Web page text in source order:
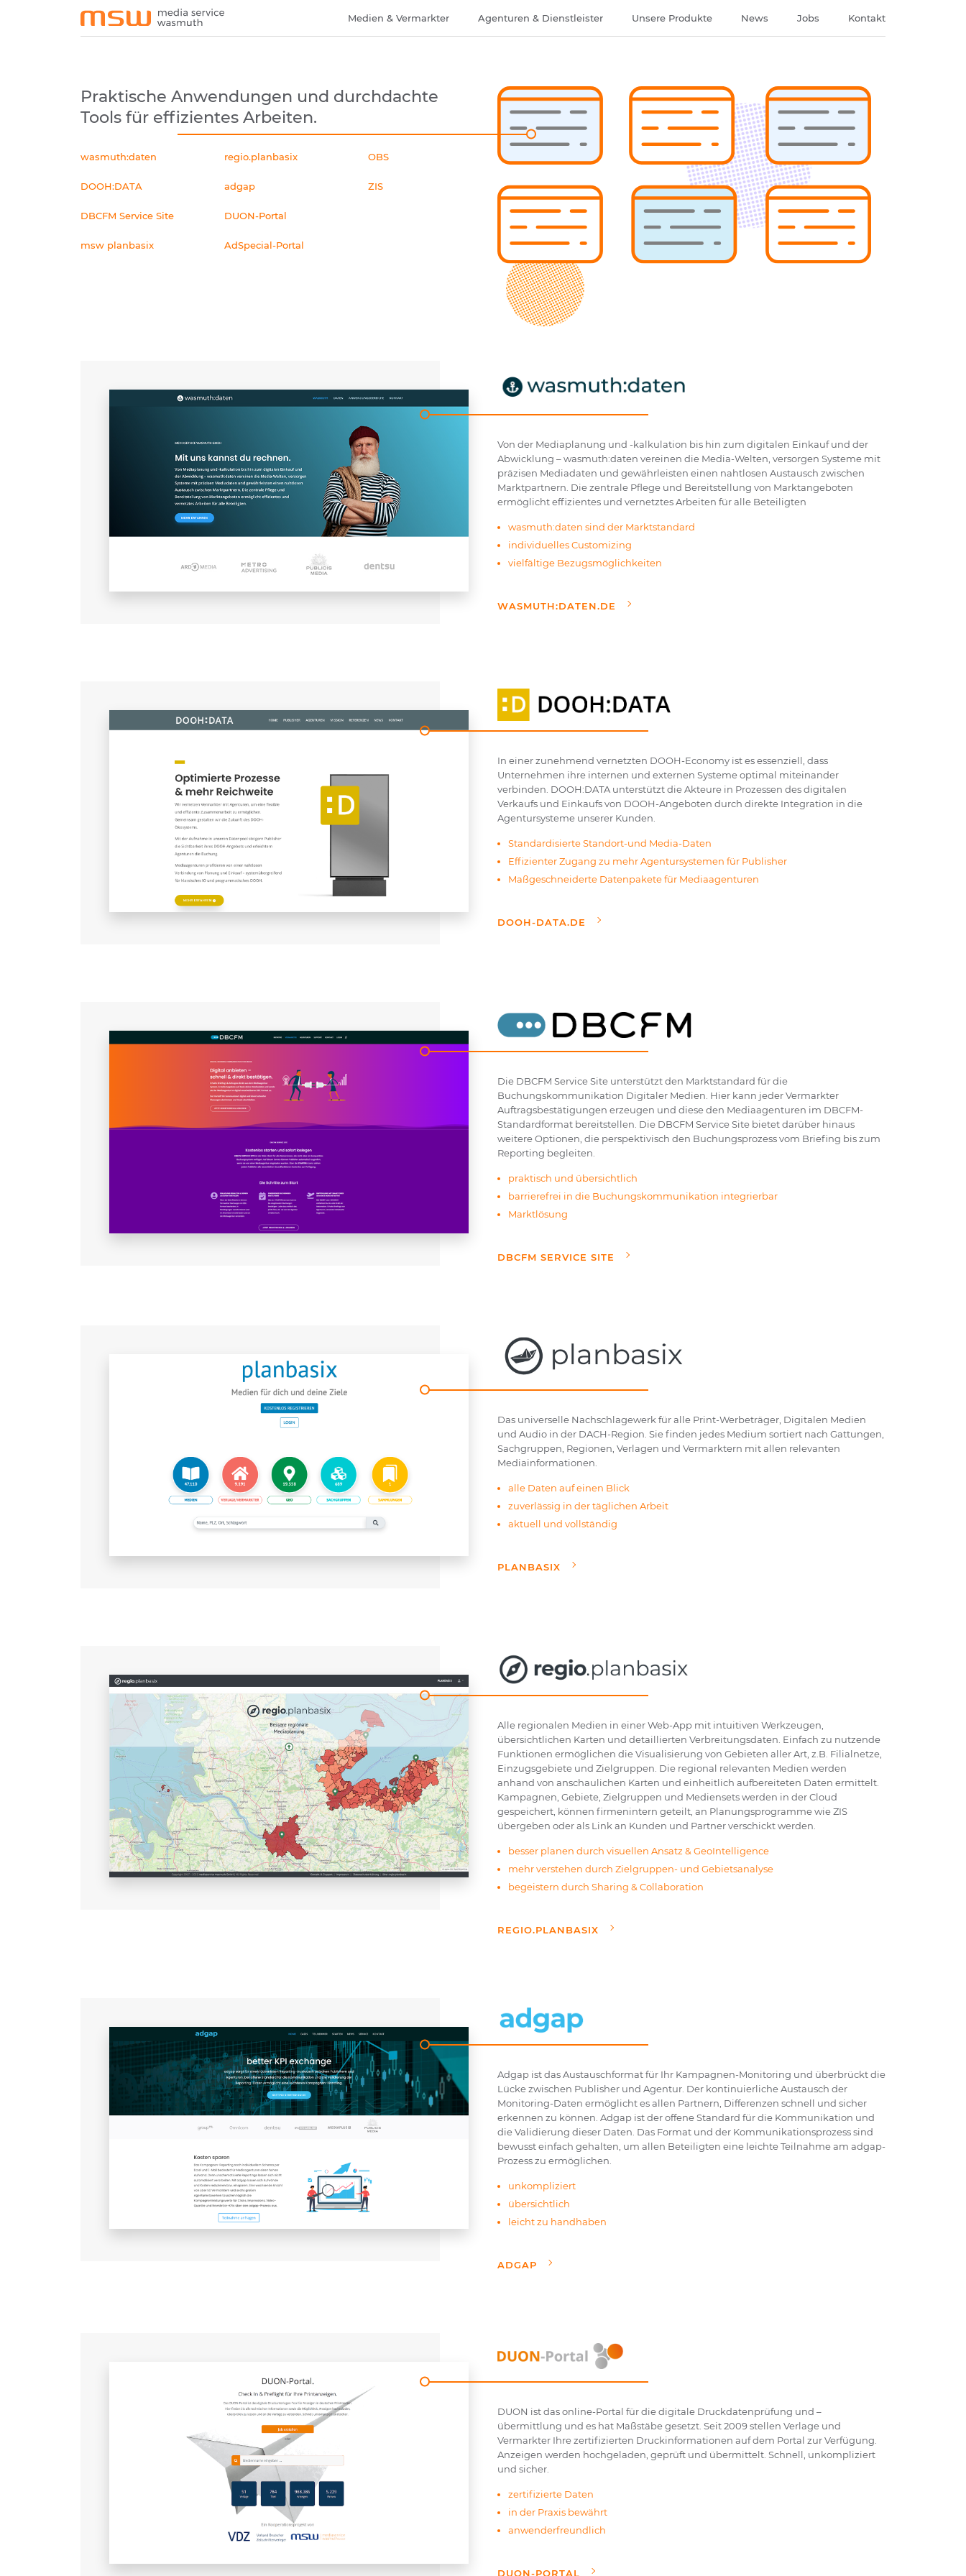
Medien & Vermarkter Agenturen & Dienstleister Unsere Produkte News Jobs Kontakt
Praktische Anwendungen und durchdachte
Tools für effizientes Arbeiten.
wasmuth:daten
DOOH:DATA
DBCFM Service Site
msw planbasix
regio.planbasix
adgap
DUON-Portal
AdSpecial-Portal
OBS
ZIS
Von der Mediaplanung und -kalkulation bis hin zum digitalen Einkauf und der
Abwicklung – wasmuth:daten vereinen die Media-Welten, versorgen Systeme mit
präzisen Mediadaten und gewährleisten einen nahtlosen Austausch zwischen
Marktpartnern. Die zentrale Pflege und Bereitstellung von Marktangeboten
ermöglicht effizientes und vernetztes Arbeiten für alle Beteiligten
wasmuth:daten sind der Marktstandard
individuelles Customizing
vielfältige Bezugsmöglichkeiten
WASMUTH:DATEN.DE
In einer zunehmend vernetzten DOOH-Economy ist es essenziell, dass
Unternehmen ihre internen und externen Systeme optimal miteinander
verbinden. DOOH:DATA unterstützt die Akteure in Prozessen des digitalen
Verkaufs und Einkaufs von DOOH-Angeboten durch direkte Integration in die
Agentursysteme unserer Kunden.
Standardisierte Standort-und Media-Daten
Effizienter Zugang zu mehr Agentursystemen für Publisher
Maßgeschneiderte Datenpakete für Mediaagenturen
DOOH-DATA.DE
Die DBCFM Service Site unterstützt den Marktstandard für die
Buchungskommunikation Digitaler Medien. Hier kann jeder Vermarkter
Auftragsbestätigungen erzeugen und diese den Mediaagenturen im DBCFM-
Standardformat bereitstellen. Die DBCFM Service Site bietet darüber hinaus
weitere Optionen, die perspektivisch den Buchungsprozess vom Briefing bis zum
Reporting begleiten.
praktisch und übersichtlich
barrierefrei in die Buchungskommunikation integrierbar
Marktlösung
DBCFM SERVICE SITE
Das universelle Nachschlagewerk für alle Print-Werbeträger, Digitalen Medien
und Audio in der DACH-Region. Sie finden jedes Medium sortiert nach Gattungen,
Sachgruppen, Regionen, Verlagen und Vermarktern mit allen relevanten
Mediainformationen.
alle Daten auf einen Blick
zuverlässig in der täglichen Arbeit
aktuell und vollständig
PLANBASIX
Alle regionalen Medien in einer Web-App mit intuitiven Werkzeugen,
übersichtlichen Karten und detaillierten Verbreitungsdaten. Einfach zu nutzende
Funktionen ermöglichen die Visualisierung von Gebieten aller Art, z.B. Filialnetze,
Einzugsgebiete und Zielgruppen. Die regional relevanten Medien werden
anhand von anschaulichen Karten und einheitlich aufbereiteten Daten ermittelt.
Kampagnen, Gebiete, Zielgruppen und Mediensets werden in der Cloud
gespeichert, können firmenintern geteilt, an Planungsprogramme wie ZIS
übergeben oder als Link an Kunden und Partner verschickt werden.
besser planen durch visuellen Ansatz & GeoIntelligence
mehr verstehen durch Zielgruppen- und Gebietsanalyse
begeistern durch Sharing & Collaboration
REGIO.PLANBASIX
Adgap ist das Austauschformat für Ihr Kampagnen-Monitoring und überbrückt die
Lücke zwischen Publisher und Agentur. Der kontinuierliche Austausch der
Monitoring-Daten ermöglicht es allen Partnern, Differenzen schnell und sicher
erkennen zu können. Adgap ist der offene Standard für die Kommunikation und
die Validierung dieser Daten. Das Format und der Kommunikationsprozess sind
bewusst einfach gehalten, um allen Beteiligten eine leichte Teilnahme am adgap-
Prozess zu ermöglichen.
unkompliziert
übersichtlich
leicht zu handhaben
ADGAP
DUON ist das online-Portal für die digitale Druckdatenprüfung und –
übermittlung und es hat Maßstäbe gesetzt. Seit 2009 stellen Verlage und
Vermarkter Ihre zertifizierten Druckinformationen auf dem Portal zur Verfügung.
Anzeigen werden hochgeladen, geprüft und übermittelt. Schnell, unkompliziert
und sicher.
zertifizierte Daten
in der Praxis bewährt
anwenderfreundlich
DUON-PORTAL